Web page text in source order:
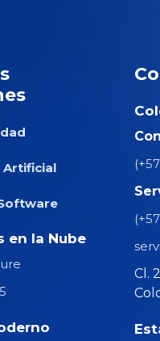
Artificial
en la Nube
Cl.